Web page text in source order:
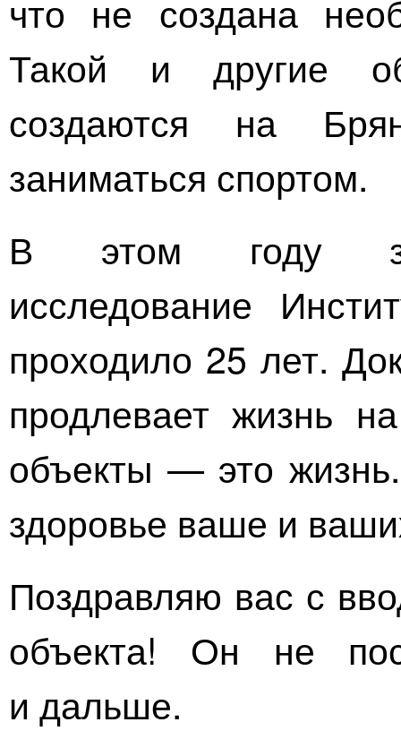
что не создана
Такой и другие
создаются на
заниматься спортом.
В этом году
исследование
проходило 25 лет.
продлевает жизнь
объекты — это
здоровье ваше и
Поздравляю вас с
объекта! Он не
и дальше.